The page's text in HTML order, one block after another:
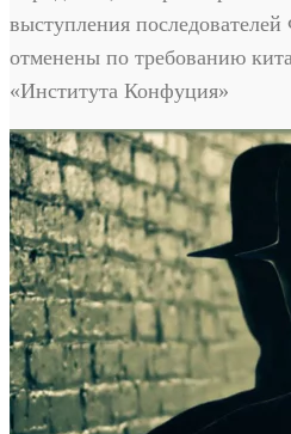
выступления
отменены по требованию
«Института Конфуция»